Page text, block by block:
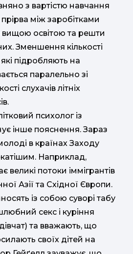
з вартістю навчання
прірва між заробітками
вищою освітою та решти
Зменшення кількості
які підробляють на
паралельно зі
слухачів літніх
психолог із
інше пояснення. Зараз
в країнах Заходу
Наприклад,
великі потоки іммігрантів
Азії та Східної Європи.
із собою суворі табу
секс і куріння
та вважають, що
своїх дітей на